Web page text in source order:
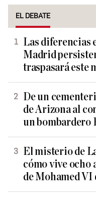
EL DEBATE
Las diferencias
Madrid
traspasará este
De un
de Arizona al
un bombardero
El misterio de
cómo vive ocho
de Mohamed VI